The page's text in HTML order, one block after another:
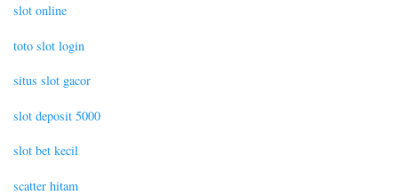
slot online
toto slot login
situs slot gacor
slot deposit 5000
slot bet kecil
scatter hitam